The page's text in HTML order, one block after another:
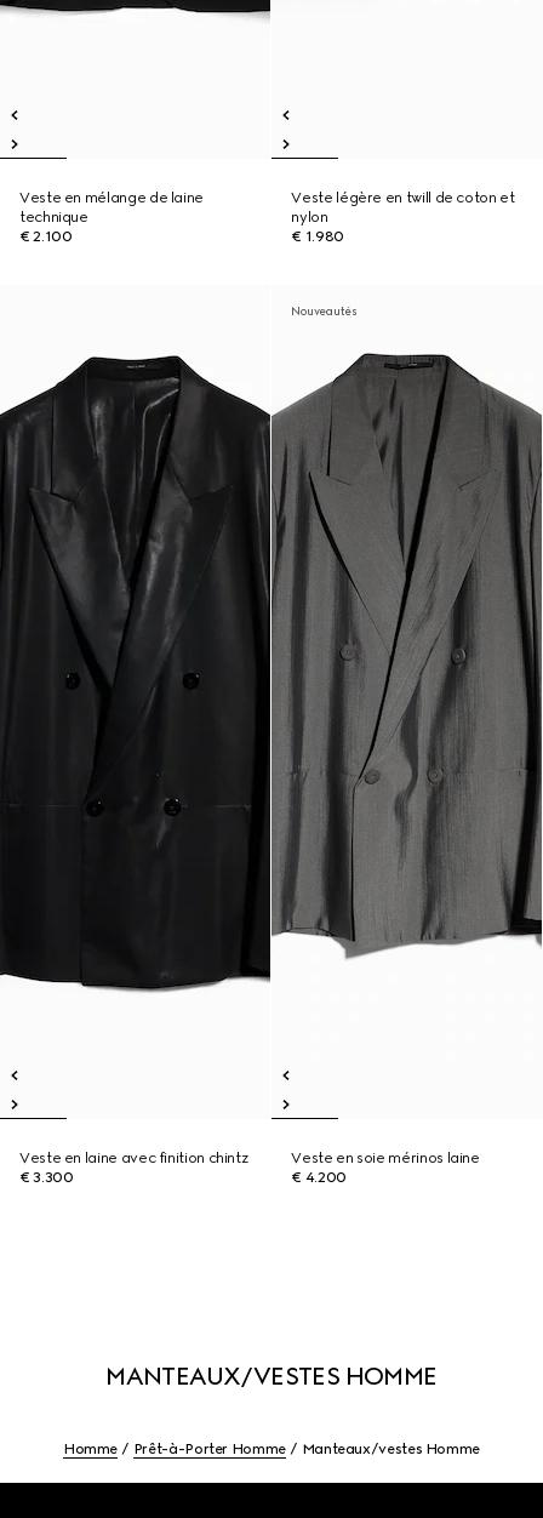
Veste en mélange de laine
technique
€ 2.100
Veste légère en twill de coton et
nylon
€ 1.980
Veste en laine avec finition chintz
€ 3.300
Nouveautés
Veste en soie mérinos laine
€ 4.200
MANTEAUX/VESTES HOMME
Homme Prêt-à-Porter Homme Manteaux/vestes Homme